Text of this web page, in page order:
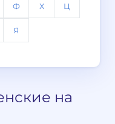
Ф Х Ц
Я
на